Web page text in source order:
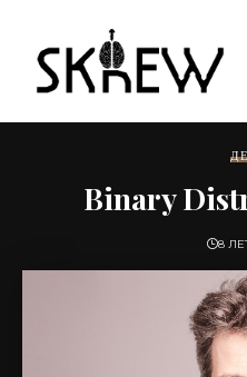
Binary
8